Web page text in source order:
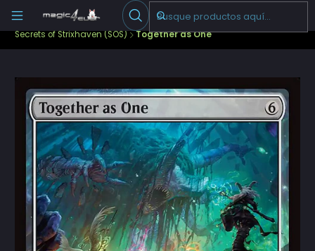
Escribenos
Cartas Sueltas Magic Standard
Secrets of Strixhaven (SOS) Together as One